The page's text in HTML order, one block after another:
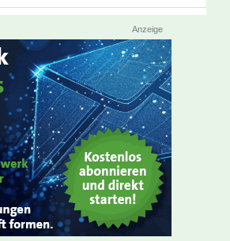
Anzeige